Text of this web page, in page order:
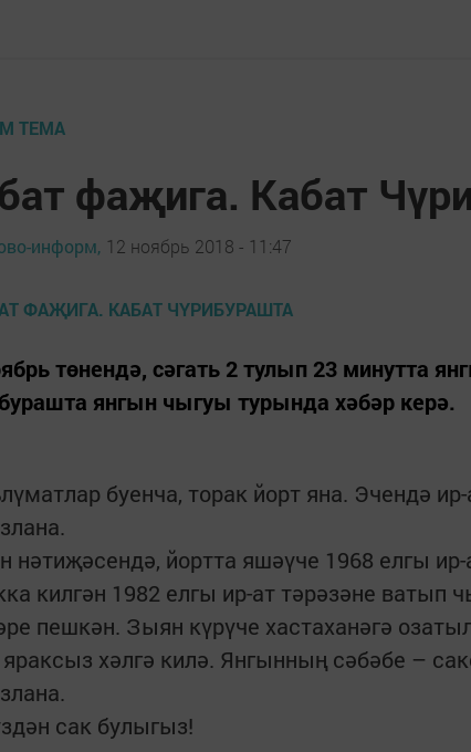
ТЕМА
фаҗига. Кабат
информ, 12 ноябрь 2018 - 11:47
төнендә, сәгать 2 тулып 23 минутта
янгын чыгуы турында хәбәр керә.
буенча, торак йорт яна. Эчендә
нәтиҗәсендә, йортта яшәүче 1968 елгы
килгән 1982 елгы ир-ат тәрәзәне ватып
пешкән. Зыян күрүче хастаханәгә
хәлгә килә. Янгынның сәбәбе –
сак булыгыз!